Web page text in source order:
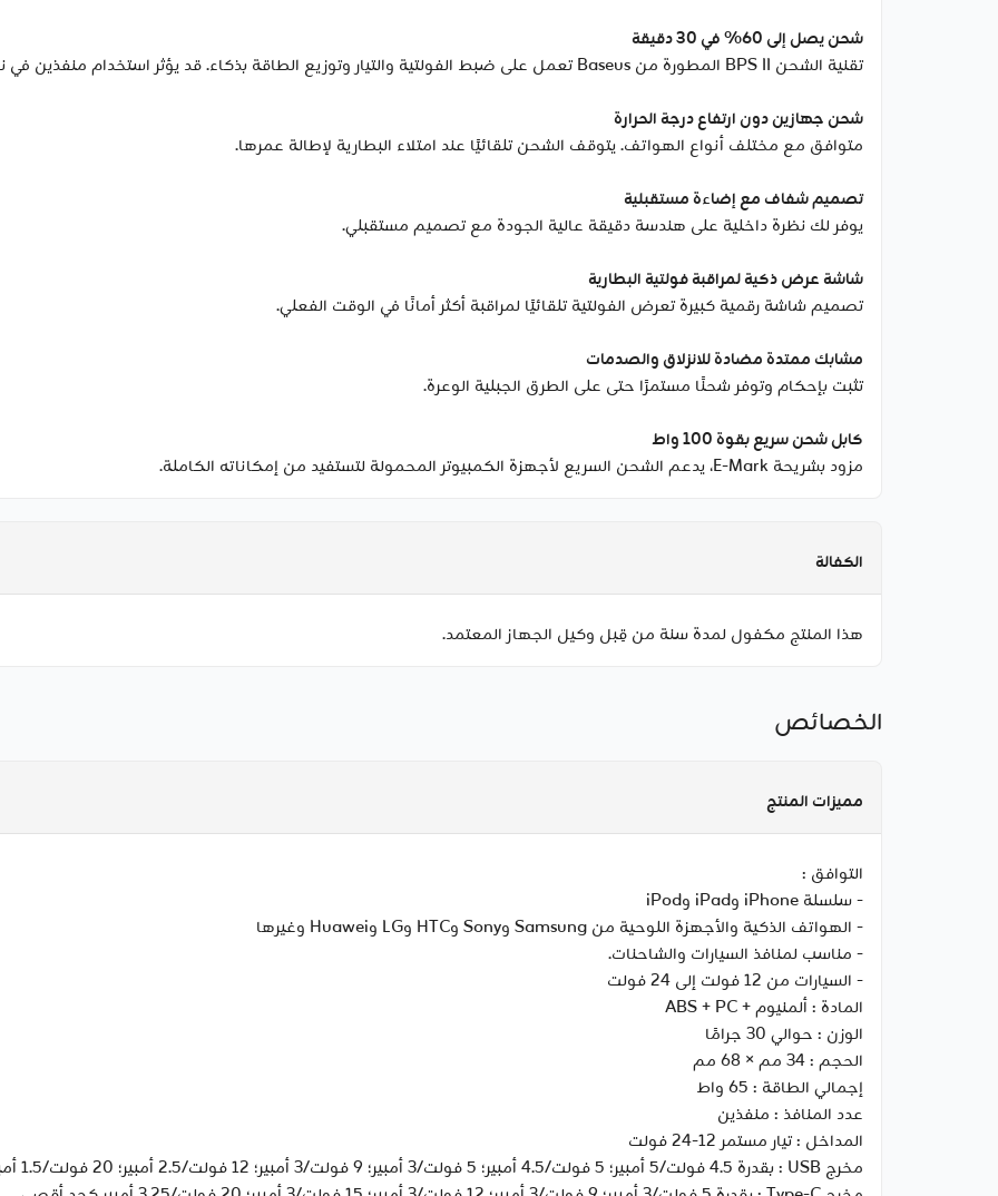
شحن يصل إلى 60% في 30 دقيقة
تقنية الشحن BPS II المطورة من Baseus تعمل على ضبط الفولتية والتيار وتوزيع الطاقة بذكاء. قد يؤثر استخدام منفذين في نفس الوقت على السرعة.
شحن جهازين دون ارتفاع درجة الحرارة
متوافق مع مختلف أنواع الهواتف. يتوقف الشحن تلقائيًا عند امتلاء البطارية لإطالة عمرها.
تصميم شفاف مع إضاءة مستقبلية
يوفر لك نظرة داخلية على هندسة دقيقة عالية الجودة مع تصميم مستقبلي.
شاشة عرض ذكية لمراقبة فولتية البطارية
تصميم شاشة رقمية كبيرة تعرض الفولتية تلقائيًا لمراقبة أكثر أمانًا في الوقت الفعلي.
مشابك ممتدة مضادة للانزلاق والصدمات
تثبت بإحكام وتوفر شحنًا مستمرًا حتى على الطرق الجبلية الوعرة.
كابل شحن سريع بقوة 100 واط
مزود بشريحة E-Mark، يدعم الشحن السريع لأجهزة الكمبيوتر المحمولة لتستفيد من إمكاناته الكاملة.
الكفالة
هذا المنتج مكفول لمدة سنة من قِبل وكيل الجهاز المعتمد.
الخصائص
مميزات المنتج
التوافق :
- سلسلة iPhone وiPad وiPod
- الهواتف الذكية والأجهزة اللوحية من Samsung وSony وHTC وLG وHuawei وغيرها
- مناسب لمنافذ السيارات والشاحنات.
- السيارات من 12 فولت إلى 24 فولت
المادة :ألمنيوم + ABS + PC
الوزن : حوالي 30 جرامًا
الحجم :34 مم × 68 مم
إجمالي الطاقة : 65 واط
عدد المنافذ : منفذين
المداخل :تيار مستمر 12-24 فولت
مخرج USB :
بقدرة 4.5 فولت/5 أمبير؛ 5 فولت/4.5 أمبير؛ 5 فولت/3 أمبير؛ 9 فولت/3 أمبير؛ 12 فولت/2.5 أمبير؛ 20 فولت/1.5 أمبير كحد أقصى